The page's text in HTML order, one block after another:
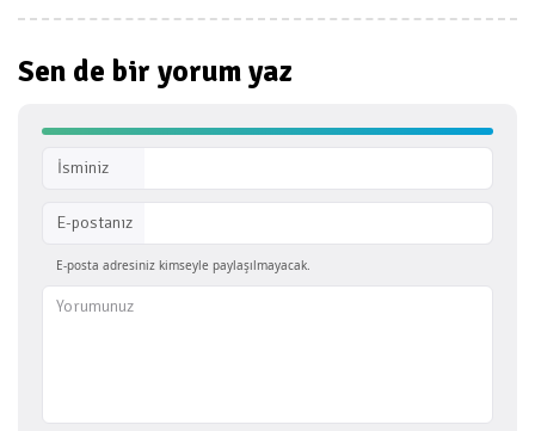
Sen de bir yorum yaz
İsminiz
E-postanız
E-posta adresiniz kimseyle paylaşılmayacak.